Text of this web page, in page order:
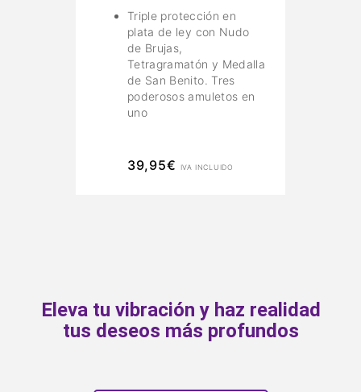
Triple protección en
plata de ley con Nudo
de Brujas,
Tetragramatón y Medalla
de San Benito. Tres
poderosos amuletos en
uno
39,95€ IVA INCLUIDO
Eleva tu vibración y haz realidad
tus deseos más profundos